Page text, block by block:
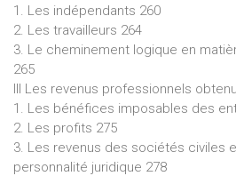
1. Les indépendants 260
2. Les travailleurs 264
3. Le cheminement logique en
265
III Les revenus professionnels
1. Les bénéfices imposables des
2. Les profits 275
3. Les revenus des sociétés civiles
personnalité juridique 278